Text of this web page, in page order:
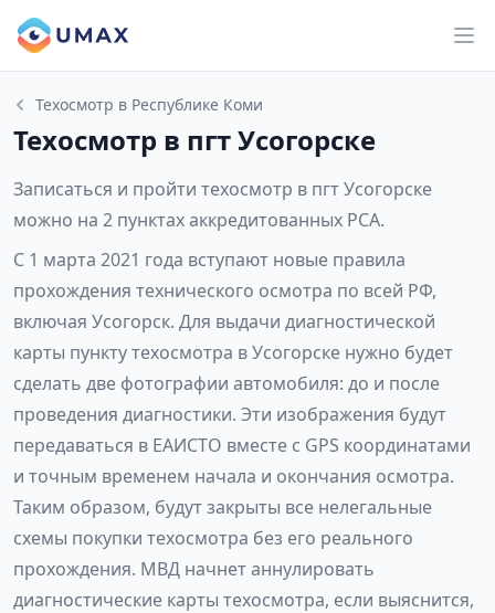
Техосмотр в Республике Коми
Техосмотр в пгт Усогорске
Записаться и пройти техосмотр в пгт Усогорске
можно на 2 пунктах аккредитованных РСА.
С 1 марта 2021 года вступают новые правила
прохождения технического осмотра по всей РФ,
включая Усогорск. Для выдачи диагностической
карты пункту техосмотра в Усогорске нужно будет
сделать две фотографии автомобиля: до и после
проведения диагностики. Эти изображения будут
передаваться в ЕАИСТО вместе с GPS координатами
и точным временем начала и окончания осмотра.
Таким образом, будут закрыты все нелегальные
схемы покупки техосмотра без его реального
прохождения. МВД начнет аннулировать
диагностические карты техосмотра, если выяснится,